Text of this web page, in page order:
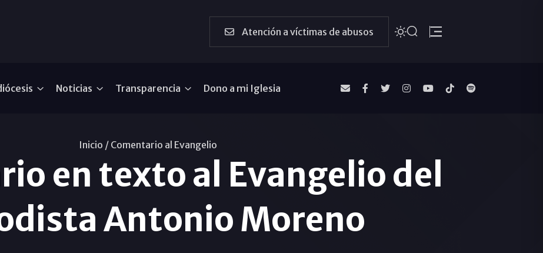
Atención a víctimas de abusos
Noticias Transparencia Dono a mi Iglesia
Inicio / Comentario al Evangelio
en texto al Evangelio del
Antonio Moreno